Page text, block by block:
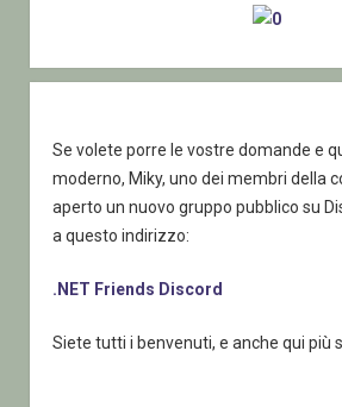
Se volete porre le vostre domande e
moderno, Miky, uno dei membri della
aperto un nuovo gruppo pubblico su
a questo indirizzo:
.NET Friends Discord
Siete tutti i benvenuti, e anche qui più